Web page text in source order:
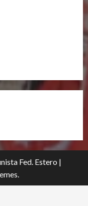
Fed. Estero |